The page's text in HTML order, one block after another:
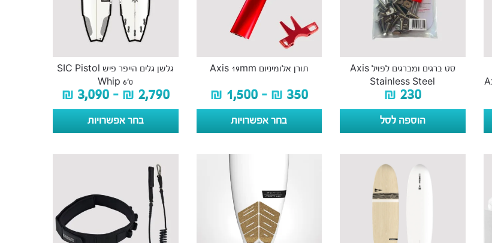
סט ברגים ומברגים לפויל Axis
Stainless Steel
₪ 230
הוספה לסל
תורן אלומיניום Axis 19mm
₪ 350
–
₪ 1,500
בחר אפשרויות
גלשן גלים הייפר פיש SIC Pistol
Whip 6’0
₪ 2,790
–
₪ 3,090
בחר אפשרויות